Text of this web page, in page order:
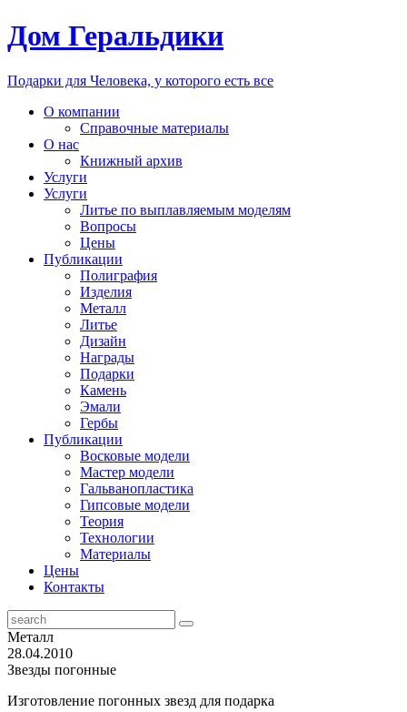
Дом Геральдики
Подарки для Человека, у которого есть все
О компании
Справочные материалы
О нас
Книжный архив
Услуги
Услуги
Литье по выплавляемым моделям
Вопросы
Цены
Публикации
Полиграфия
Изделия
Металл
Литье
Дизайн
Награды
Подарки
Камень
Эмали
Гербы
Публикации
Восковые модели
Мастер модели
Гальванопластика
Гипсовые модели
Теория
Технологии
Материалы
Цены
Контакты
Металл
28.04.2010
Звезды погонные
Изготовление погонных звезд для подарка